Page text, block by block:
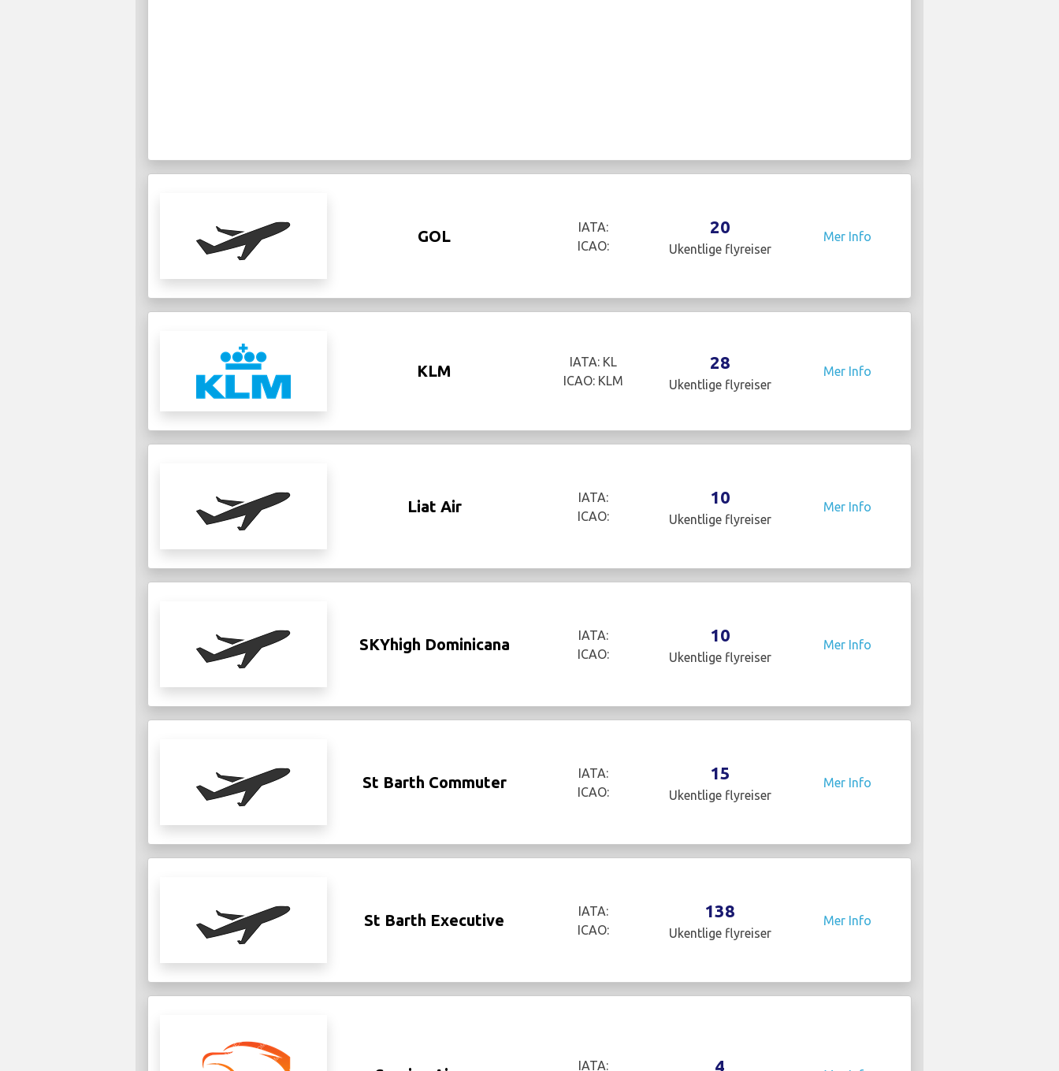
GOL
IATA:
ICAO:
20
Ukentlige flyreiser
Mer Info
KLM
IATA: KL
ICAO: KLM
28
Ukentlige flyreiser
Mer Info
Liat Air
IATA:
ICAO:
10
Ukentlige flyreiser
Mer Info
SKYhigh Dominicana
IATA:
ICAO:
10
Ukentlige flyreiser
Mer Info
St Barth Commuter
IATA:
ICAO:
15
Ukentlige flyreiser
Mer Info
St Barth Executive
IATA:
ICAO:
138
Ukentlige flyreiser
Mer Info
IATA: 4